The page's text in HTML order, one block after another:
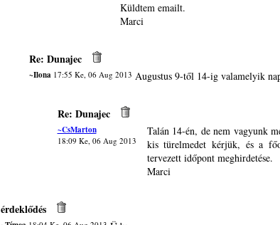
Küldtem emailt.
Marci
Re: Dunajec
~Ilona17:55 Ke, 06 Aug 2013 Augustus 9-től 14-ig valamelyik
Re: Dunajec
~CsMarton
18:09 Ke, 06 Aug 2013
Talán 14-én, de nem vagyunk
kis türelmedet kérjük, és a
tervezett időpont meghirdetése.
Marci
érdeklődés